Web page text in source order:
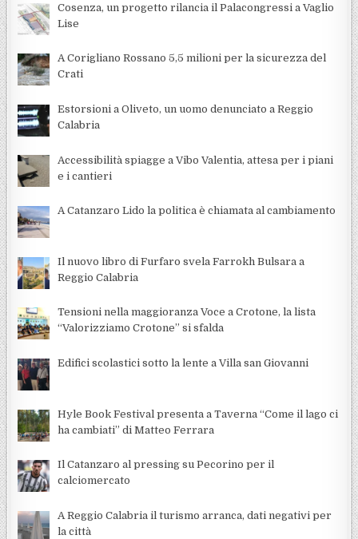
Cosenza, un progetto rilancia il Palacongressi a Vaglio
Lise
A Corigliano Rossano 5,5 milioni per la sicurezza del
Crati
Estorsioni a Oliveto, un uomo denunciato a Reggio
Calabria
Accessibilità spiagge a Vibo Valentia, attesa per i piani
e i cantieri
A Catanzaro Lido la politica è chiamata al cambiamento
Il nuovo libro di Furfaro svela Farrokh Bulsara a
Reggio Calabria
Tensioni nella maggioranza Voce a Crotone, la lista
“Valorizziamo Crotone” si sfalda
Edifici scolastici sotto la lente a Villa san Giovanni
Hyle Book Festival presenta a Taverna “Come il lago ci
ha cambiati” di Matteo Ferrara
Il Catanzaro al pressing su Pecorino per il
calciomercato
A Reggio Calabria il turismo arranca, dati negativi per
la città